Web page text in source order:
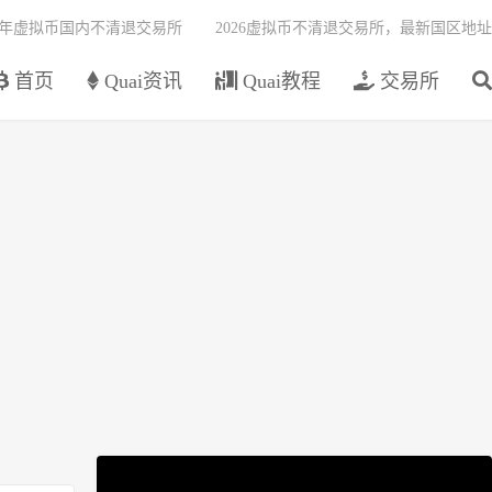
首页 Quai资讯 Quai教程 交易所
虚拟币国内不清退交易所 2026虚拟币不清退交易所，最新国区地址